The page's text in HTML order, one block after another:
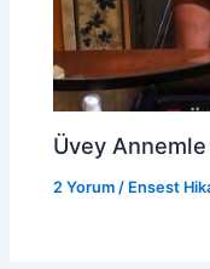
Üvey
2 Yorum / Ensest